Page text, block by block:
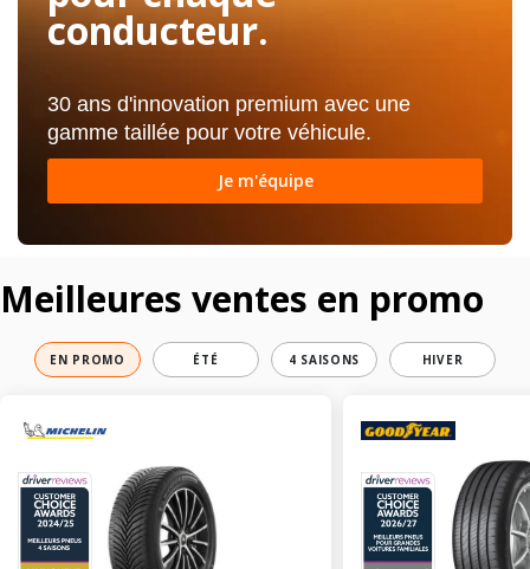
conducteur.
30 ans d'innovation premium avec une
gamme taillée pour votre véhicule.
Je m'équipe
Meilleures ventes en promo
EN PROMO ÉTÉ 4 SAISONS HIVER